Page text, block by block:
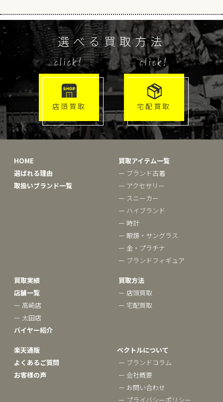
選べる買取方法
click!
店頭買取
click!
宅配買取
HOME
選ばれる理由
取扱いブランド一覧
買取アイテム一覧
ー ブランド古着
ー アクセサリー
ー スニーカー
ー ハイブランド
ー 時計
ー 眼鏡・サングラス
ー 金・プラチナ
ー ブランドフィギュア
買取実績
店舗一覧
ー 高崎店
ー 太田店
バイヤー紹介
買取方法
ー 店頭買取
ー 宅配買取
楽天通販
よくあるご質問
お客様の声
ベクトルについて
ー ブランドコラム
ー 会社概要
ー お問い合わせ
ー プライバシーポリシー